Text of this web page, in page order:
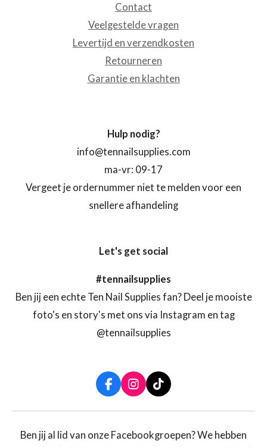
Contact
Veelgestelde vragen
Levertijd en verzendkosten
Retourneren
Garantie en klachten
Hulp nodig?
info@tennailsupplies.com
ma-vr: 09-17
Vergeet je ordernummer niet te melden voor een
snellere afhandeling
Let's get social
#tennailsupplies
Ben jij een echte Ten Nail Supplies fan? Deel je mooiste
foto's en story's met ons via Instagram en tag
@tennailsupplies
F
a
c
b
I
n
s
a
T
i
k
o
Ben jij al lid van onze Facebookgroepen? We hebben